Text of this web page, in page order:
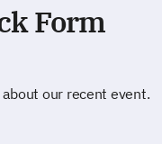
Form
our recent event.